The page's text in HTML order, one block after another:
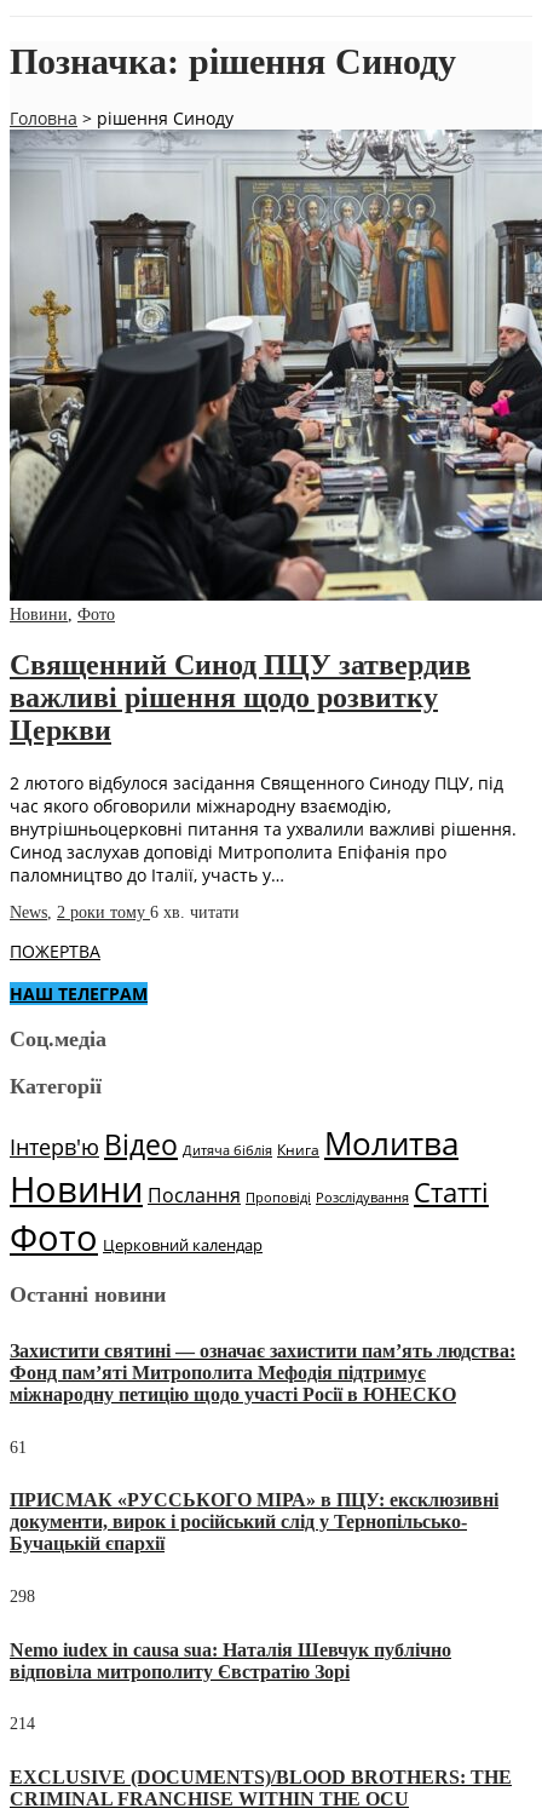
Позначка: рішення Синоду
Головна > рішення Синоду
Новини, Фото
Священний Синод ПЦУ затвердив
важливі рішення щодо розвитку
Церкви
2 лютого відбулося засідання Священного Синоду ПЦУ, під
час якого обговорили міжнародну взаємодію,
внутрішньоцерковні питання та ухвалили важливі рішення.
Синод заслухав доповіді Митрополита Епіфанія про
паломництво до Італії, участь у…
News, 2 роки тому 6 хв. читати
ПОЖЕРТВА
НАШ ТЕЛЕГРАМ
Соц.медіа
Категорії
Інтерв'ю Відео Дитяча біблія Книга Молитва
Новини Послання Проповіді Розслідування Статті
Фото Церковний календар
Останні новини
Захистити святині — означає захистити пам’ять людства:
Фонд пам’яті Митрополита Мефодія підтримує
міжнародну петицію щодо участі Росії в ЮНЕСКО
61
ПРИСМАК «РУССЬКОГО МІРА» в ПЦУ: ексклюзивні
документи, вирок і російський слід у Тернопільсько-
Бучацькій єпархії
298
Nemo iudex in causa sua: Наталія Шевчук публічно
відповіла митрополиту Євстратію Зорі
214
EXCLUSIVE (DOCUMENTS)/BLOOD BROTHERS: THE
CRIMINAL FRANCHISE WITHIN THE OCU